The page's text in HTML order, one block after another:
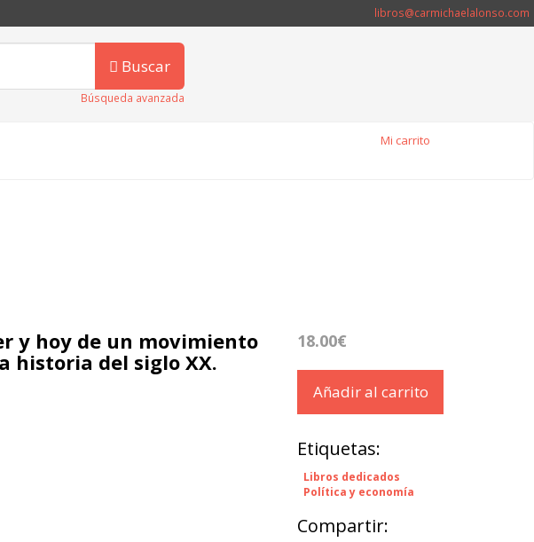
libros@carmichaelalonso.com
Buscar
Búsqueda avanzada
Mi carrito
y hoy de un movimiento
historia del siglo XX.
18.00€
Añadir al carrito
Etiquetas:
Libros dedicados
Política y economía
Compartir: